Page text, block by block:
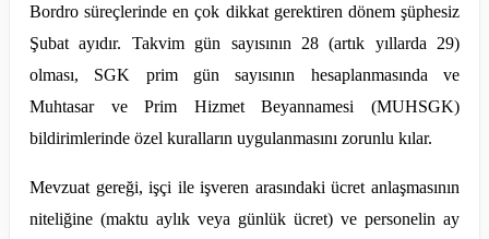
Bordro süreçlerinde en çok dikkat gerektiren dönem şüphesiz
Şubat ayıdır. Takvim gün sayısının 28 (artık yıllarda 29)
olması, SGK prim gün sayısının hesaplanmasında ve
Muhtasar ve Prim Hizmet Beyannamesi (MUHSGK)
bildirimlerinde özel kuralların uygulanmasını zorunlu kılar.
Mevzuat gereği, işçi ile işveren arasındaki ücret anlaşmasının
niteliğine (maktu aylık veya günlük ücret) ve personelin ay